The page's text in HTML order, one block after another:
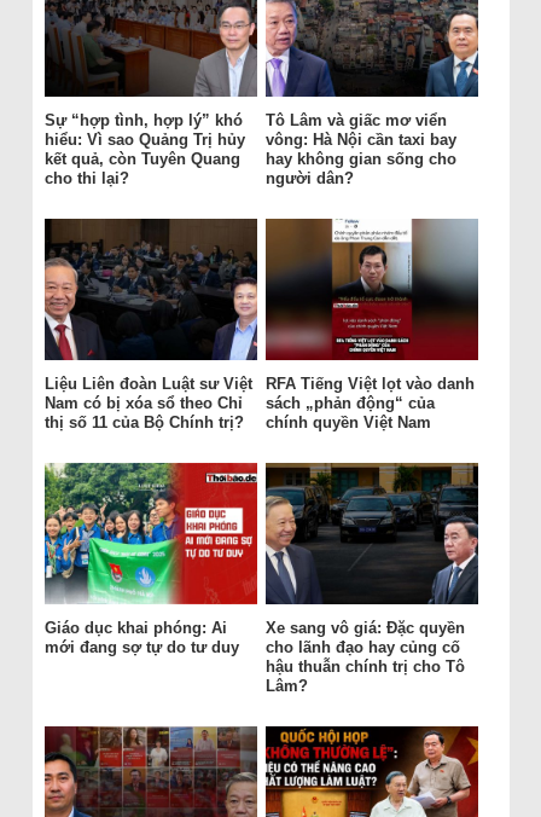
Sự “hợp tình, hợp lý” khó
hiểu: Vì sao Quảng Trị hủy
kết quả, còn Tuyên Quang
cho thi lại?
Tô Lâm và giấc mơ viển
vông: Hà Nội cần taxi bay
hay không gian sống cho
người dân?
Liệu Liên đoàn Luật sư Việt
Nam có bị xóa sổ theo Chỉ
thị số 11 của Bộ Chính trị?
RFA Tiếng Việt lọt vào danh
sách „phản động“ của
chính quyền Việt Nam
Giáo dục khai phóng: Ai
mới đang sợ tự do tư duy
Xe sang vô giá: Đặc quyền
cho lãnh đạo hay củng cố
hậu thuẫn chính trị cho Tô
Lâm?